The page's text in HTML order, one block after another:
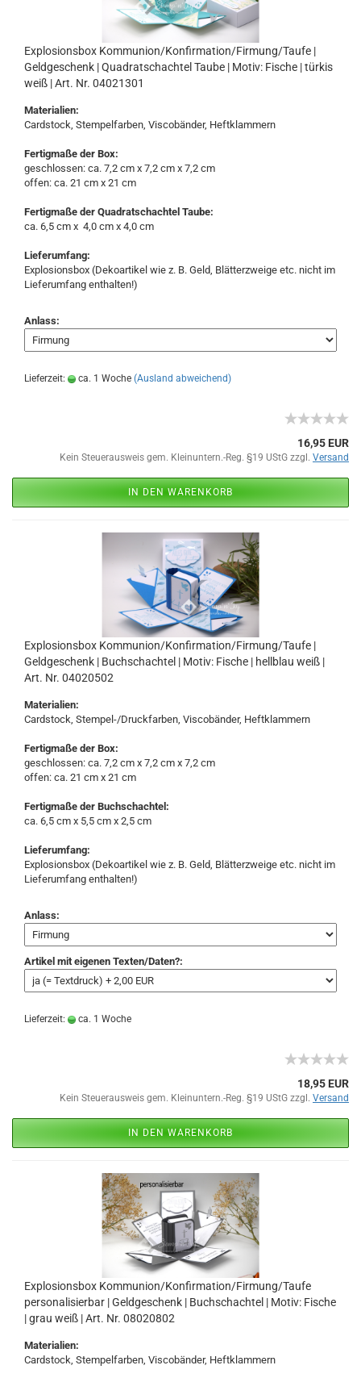
Explosionsbox Kommunion/Konfirmation/Firmung/Taufe |
Geldgeschenk | Quadratschachtel Taube | Motiv: Fische | türkis
weiß | Art. Nr. 04021301
Materialien:
Cardstock, Stempelfarben, Viscobänder, Heftklammern
Fertigmaße der Box:
geschlossen: ca. 7,2 cm x 7,2 cm x 7,2 cm
offen: ca. 21 cm x 21 cm
Fertigmaße der Quadratschachtel Taube:
ca. 6,5 cm x 4,0 cm x 4,0 cm
Lieferumfang:
Explosionsbox (Dekoartikel wie z. B. Geld, Blätterzweige etc. nicht im
Lieferumfang enthalten!)
Anlass:
Lieferzeit: ca. 1 Woche (Ausland abweichend)
16,95 EUR
Kein Steuerausweis gem. Kleinuntern.-Reg. §19 UStG zzgl. Versand
IN DEN WARENKORB
Explosionsbox Kommunion/Konfirmation/Firmung/Taufe |
Geldgeschenk | Buchschachtel | Motiv: Fische | hellblau weiß |
Art. Nr. 04020502
Materialien:
Cardstock, Stempel-/Druckfarben, Viscobänder, Heftklammern
Fertigmaße der Box:
geschlossen: ca. 7,2 cm x 7,2 cm x 7,2 cm
offen: ca. 21 cm x 21 cm
Fertigmaße der Buchschachtel:
ca. 6,5 cm x 5,5 cm x 2,5 cm
Lieferumfang:
Explosionsbox (Dekoartikel wie z. B. Geld, Blätterzweige etc. nicht im
Lieferumfang enthalten!)
Anlass:
Artikel mit eigenen Texten/Daten?:
Lieferzeit: ca. 1 Woche
18,95 EUR
Kein Steuerausweis gem. Kleinuntern.-Reg. §19 UStG zzgl. Versand
IN DEN WARENKORB
Explosionsbox Kommunion/Konfirmation/Firmung/Taufe
personalisierbar | Geldgeschenk | Buchschachtel | Motiv: Fische
| grau weiß | Art. Nr. 08020802
Materialien:
Cardstock, Stempelfarben, Viscobänder, Heftklammern